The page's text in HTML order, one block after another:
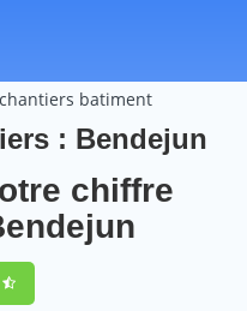
batiment
: Bendejun
chiffre